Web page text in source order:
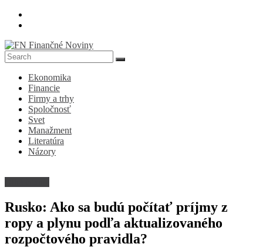
Skip
FN
Finančné
Noviny
Denník
ekonomike
spoločnosti
Ekonomika
Financie
Firmy a trhy
Spoločnosť
Svet
Manažment
Literatúra
Názory
Rusko: Ako sa budú počítať príjmy z
ropy a plynu podľa aktualizovaného
rozpočtového pravidla?